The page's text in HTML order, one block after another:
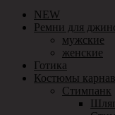
NEW
Ремни для
мужские
женские
Готика
Костюмы
Стимпанк